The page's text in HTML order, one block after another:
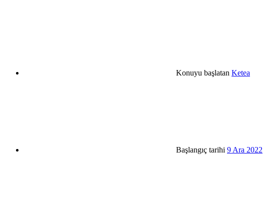
Konuyu başlatan Ketea
Başlangıç tarihi 9 Ara 2022